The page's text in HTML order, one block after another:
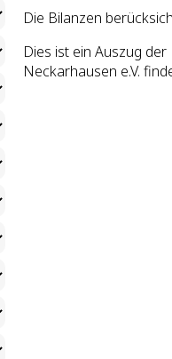
Die Bilanzen
Dies ist ein Auszug
Neckarhausen e.V.